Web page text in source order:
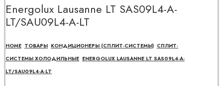
Energolux Lausanne LT SAS09L4-A-
LT/SAU09L4-A-LT
HOME ТОВАРЫ КОНДИЦИОНЕРЫ (СПЛИТ-СИСТЕМЫ) СПЛИТ-
СИСТЕМЫ ХОЛОДИЛЬНЫЕ ENERGOLUX LAUSANNE LT SAS09L4-A-
LT/SAU09L4-A-LT